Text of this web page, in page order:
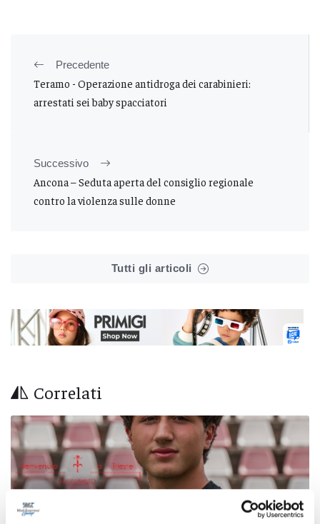
Precedente
Teramo - Operazione antidroga dei carabinieri:
arrestati sei baby spacciatori
Successivo
Ancona – Seduta aperta del consiglio regionale
contro la violenza sulle donne
Tutti gli articoli
Correlati